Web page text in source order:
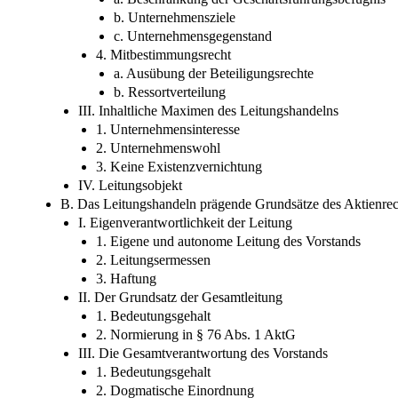
b. Unternehmensziele
c. Unternehmensgegenstand
4. Mitbestimmungsrecht
a. Ausübung der Beteiligungsrechte
b. Ressortverteilung
III. Inhaltliche Maximen des Leitungshandelns
1. Unternehmensinteresse
2. Unternehmenswohl
3. Keine Existenzvernichtung
IV. Leitungsobjekt
B. Das Leitungshandeln prägende Grundsätze des
I. Eigenverantwortlichkeit der Leitung
1. Eigene und autonome Leitung des Vorstands
2. Leitungsermessen
3. Haftung
II. Der Grundsatz der Gesamtleitung
1. Bedeutungsgehalt
2. Normierung in § 76 Abs. 1 AktG
III. Die Gesamtverantwortung des Vorstands
1. Bedeutungsgehalt
2. Dogmatische Einordnung